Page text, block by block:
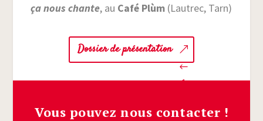
ça nous chante, au Café Plùm (Lau­trec, Tarn)
Dos­sier de présentation
Vous pouvez nous contacter !